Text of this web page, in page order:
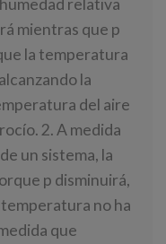
relativa
mientras que p
la temperatura
la
del aire
2. A medida
un sistema, la
p disminuirá,
no ha
que